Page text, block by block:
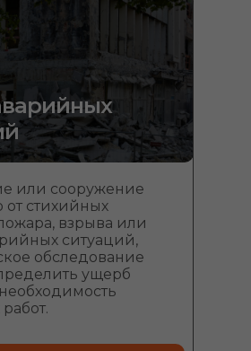
или сооружение
от стихийных
взрыва или
ситуаций,
обследование
ущерб